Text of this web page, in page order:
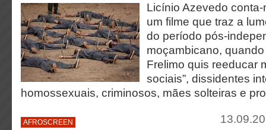
Licínio Azevedo
um filme que traz a
do período pós-
moçambicano,
Frelimo quis reeducar
sociais”, dissidentes
homossexuais, criminosos, mães solteiras e
AFROSCREEN